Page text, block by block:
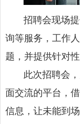
招聘会现场
询等服务，工作
题，并提供针对性
此次招聘会
面交流的平台，
信息，让未能到